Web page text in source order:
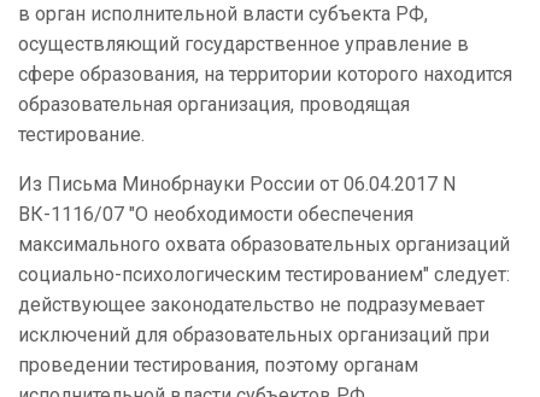
в орган исполнительной власти субъекта РФ,
осуществляющий государственное управление в
сфере образования, на территории которого находится
образовательная организация, проводящая
тестирование.
Из Письма Минобрнауки России от 06.04.2017 N
ВК-1116/07 "О необходимости обеспечения
максимального охвата образовательных организаций
социально-психологическим тестированием" следует:
действующее законодательство не подразумевает
исключений для образовательных организаций при
проведении тестирования, поэтому органам